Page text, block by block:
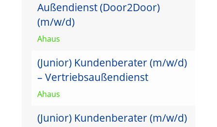
Außendienst (Door2Door)
(m/w/d)
Ahaus
(Junior) Kundenberater (m/w/d)
– Vertriebsaußendienst
Ahaus
(Junior) Kundenberater (m/w/d)